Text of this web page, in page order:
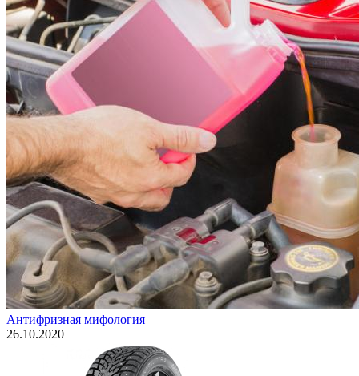
Антифризная мифология
26.10.2020